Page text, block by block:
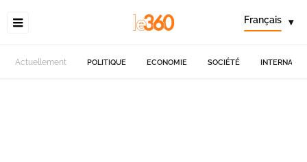
Français ▾
Actuellement POLITIQUE ECONOMIE SOCIÉTÉ